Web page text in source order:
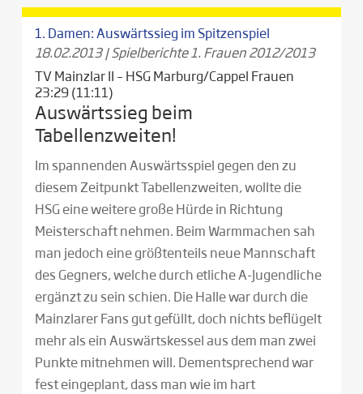
1. Damen: Auswärtssieg im Spitzenspiel
18.02.2013|Spielberichte 1. Frauen 2012/2013
TV Mainzlar II – HSG Marburg/Cappel Frauen
23:29 (11:11)
Auswärtssieg beim
Tabellenzweiten!
Im spannenden Auswärtsspiel gegen den zu
diesem Zeitpunkt Tabellenzweiten, wollte die
HSG eine weitere große Hürde in Richtung
Meisterschaft nehmen. Beim Warmmachen sah
man jedoch eine größtenteils neue Mannschaft
des Gegners, welche durch etliche A-Jugendliche
ergänzt zu sein schien. Die Halle war durch die
Mainzlarer Fans gut gefüllt, doch nichts beflügelt
mehr als ein Auswärtskessel aus dem man zwei
Punkte mitnehmen will. Dementsprechend war
fest eingeplant, dass man wie im hart